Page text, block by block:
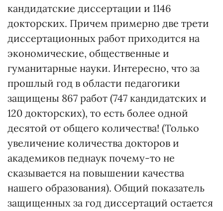
кандидатские диссертации и 1146
докторских. Причем примерно две трети
диссертационных работ приходится на
экономические, общественные и
гуманитарные науки. Интересно, что за
прошлый год в области педагогики
защищены 867 работ (747 кандидатских и
120 докторских), то есть более одной
десятой от общего количества! (Только
увеличение количества докторов и
академиков педнаук почему-то не
сказывается на повышении качества
нашего образования). Общий показатель
защищенных за год диссертаций остается